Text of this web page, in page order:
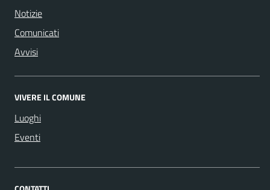
Notizie
Comunicati
Avvisi
VIVERE IL COMUNE
Luoghi
Eventi